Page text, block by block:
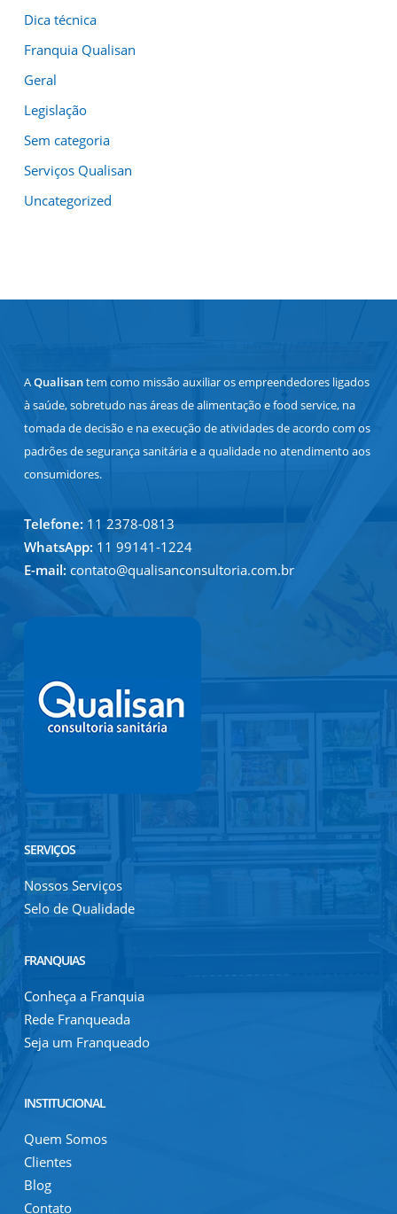
Dica técnica
Franquia Qualisan
Geral
Legislação
Sem categoria
Serviços Qualisan
Uncategorized
AQualisantem como missão auxiliar os empreendedores ligados
à saúde, sobretudo nas áreas de alimentação e food service, na
tomada de decisão e na execução de atividades de acordo com os
padrões de segurança sanitária e a qualidade no atendimento aos
consumidores.
Telefone:11 2378-0813
WhatsApp:11 99141-1224
E-mail: contato@qualisanconsultoria.com.br
SERVIÇOS
Nossos Serviços
Selo de Qualidade
FRANQUIAS
Conheça a Franquia
Rede Franqueada
Seja um Franqueado
INSTITUCIONAL
Quem Somos
Clientes
Blog
Contato